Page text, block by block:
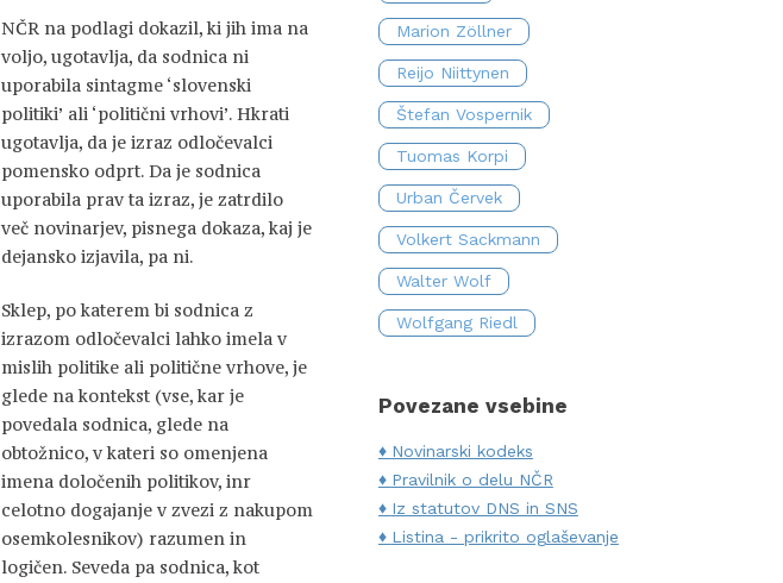
NČR na podlagi dokazil, ki jih ima na
voljo, ugotavlja, da sodnica ni
uporabila sintagme ‘slovenski
politiki’ ali ‘politični vrhovi’. Hkrati
ugotavlja, da je izraz odločevalci
pomensko odprt. Da je sodnica
uporabila prav ta izraz, je zatrdilo
več novinarjev, pisnega dokaza, kaj je
dejansko izjavila, pa ni.
Sklep, po katerem bi sodnica z
izrazom odločevalci lahko imela v
mislih politike ali politične vrhove, je
glede na kontekst (vse, kar je
povedala sodnica, glede na
obtožnico, v kateri so omenjena
imena določenih politikov, inr
celotno dogajanje v zvezi z nakupom
osemkolesnikov) razumen in
logičen. Seveda pa sodnica, kot
Marion Zöllner
Reijo Niittynen
Štefan Vospernik
Tuomas Korpi
Urban Červek
Volkert Sackmann
Walter Wolf
Wolfgang Riedl
Povezane vsebine
Novinarski kodeks
Pravilnik o delu NČR
Iz statutov DNS in SNS
Listina - prikrito oglaševanje